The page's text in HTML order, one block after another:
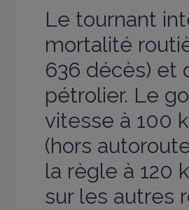
Le tournant
mortalité
636 décès) et
pétrolier. Le
vitesse à 100
(hors
la règle à
sur les autres